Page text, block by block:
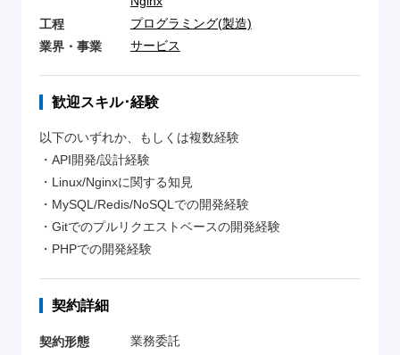
工程
プログラミング(製造)
業界・事業
サービス
歓迎スキル･経験
以下のいずれか、もしくは複数経験
・API開発/設計経験
・Linux/Nginxに関する知見
・MySQL/Redis/NoSQLでの開発経験
・Gitでのプルリクエストベースの開発経験
・PHPでの開発経験
契約詳細
契約形態
業務委託